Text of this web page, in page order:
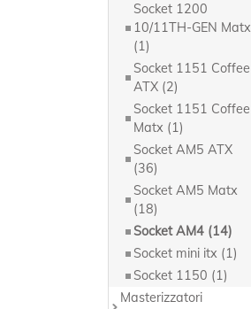
Socket 1200
10/11TH-GEN Matx
(1)
Socket 1151 Coffee
ATX (2)
Socket 1151 Coffee
Matx (1)
Socket AM5 ATX
(36)
Socket AM5 Matx
(18)
Socket AM4 (14)
Socket mini itx (1)
Socket 1150 (1)
Masterizzatori